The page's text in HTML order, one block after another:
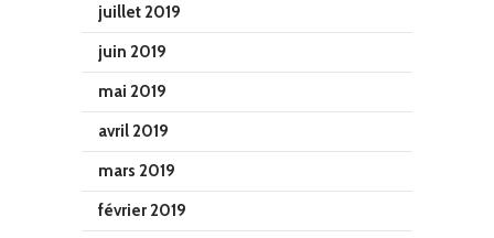
juillet 2019
juin 2019
mai 2019
avril 2019
mars 2019
février 2019